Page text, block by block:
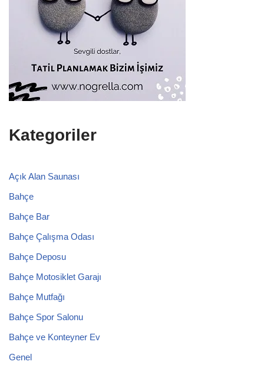
Kategoriler
Açık Alan Saunası
Bahçe
Bahçe Bar
Bahçe Çalışma Odası
Bahçe Deposu
Bahçe Motosiklet Garajı
Bahçe Mutfağı
Bahçe Spor Salonu
Bahçe ve Konteyner Ev
Genel